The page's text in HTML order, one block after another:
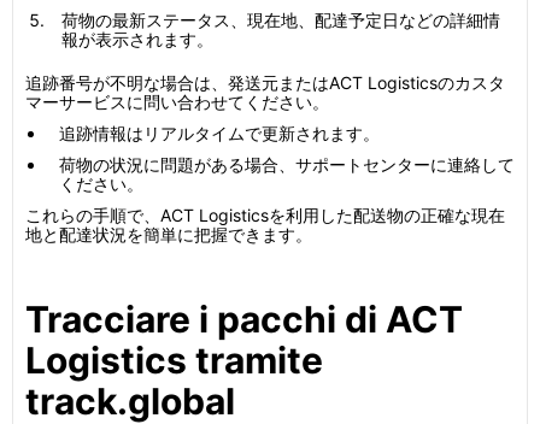
荷物の最新ステータス、現在地、配達予定日などの詳細情
報が表示されます。
追跡番号が不明な場合は、発送元またはACT Logisticsのカスタ
マーサービスに問い合わせてください。
追跡情報はリアルタイムで更新されます。
荷物の状況に問題がある場合、サポートセンターに連絡して
ください。
これらの手順で、ACT Logisticsを利用した配送物の正確な現在
地と配達状況を簡単に把握できます。
Tracciare i pacchi di ACT
Logistics tramite
track.global